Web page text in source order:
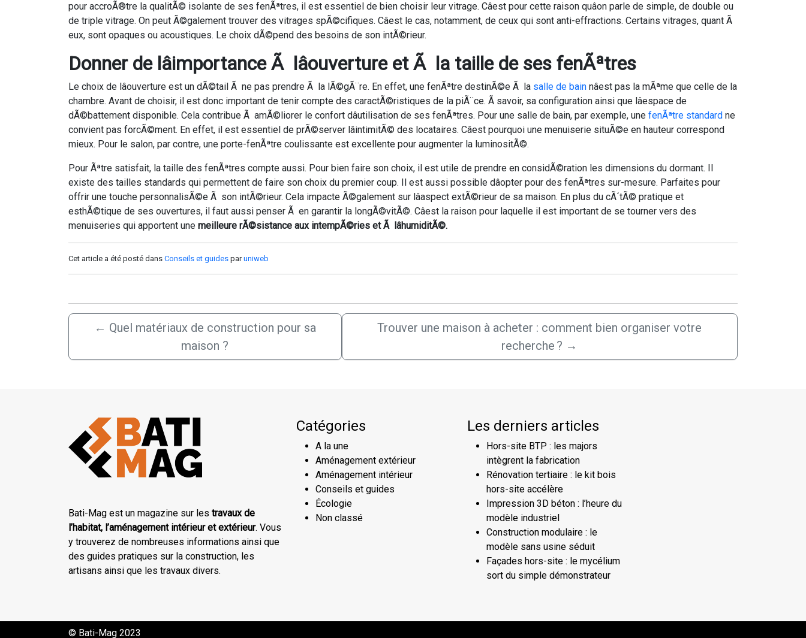
pour accroÃ®tre la qualitÃ© isolante de ses fenÃªtres, il est essentiel de bien choisir leur vitrage. Câest pour cette raison quâon parle de simple, de double ou
de triple vitrage. On peut Ã©galement trouver des vitrages spÃ©cifiques. Câest le cas, notamment, de ceux qui sont anti-effractions. Certains vitrages, quant Ã
eux, sont opaques ou acoustiques. Le choix dÃ©pend des besoins de son intÃ©rieur.
Donner de lâimportance Ã lâouverture et Ã la taille de ses fenÃªtres
Le choix de lâouverture est un dÃ©tail Ã ne pas prendre Ã la lÃ©gÃ¨re. En effet, une fenÃªtre destinÃ©e Ã la salle de bain nâest pas la mÃªme que celle de la
chambre. Avant de choisir, il est donc important de tenir compte des caractÃ©ristiques de la piÃ¨ce. Ã savoir, sa configuration ainsi que lâespace de
dÃ©battement disponible. Cela contribue Ã amÃ©liorer le confort dâutilisation de ses fenÃªtres. Pour une salle de bain, par exemple, une fenÃªtre standard ne
convient pas forcÃ©ment. En effet, il est essentiel de prÃ©server lâintimitÃ© des locataires. Câest pourquoi une menuiserie situÃ©e en hauteur correspond
mieux. Pour le salon, par contre, une porte-fenÃªtre coulissante est excellente pour augmenter la luminositÃ©.
Pour Ãªtre satisfait, la taille des fenÃªtres compte aussi. Pour bien faire son choix, il est utile de prendre en considÃ©ration les dimensions du dormant. Il
existe des tailles standards qui permettent de faire son choix du premier coup. Il est aussi possible dâopter pour des fenÃªtres sur-mesure. Parfaites pour
offrir une touche personnalisÃ©e Ã son intÃ©rieur. Cela impacte Ã©galement sur lâaspect extÃ©rieur de sa maison. En plus du cÃ´tÃ© pratique et
esthÃ©tique de ses ouvertures, il faut aussi penser Ã en garantir la longÃ©vitÃ©. Câest la raison pour laquelle il est important de se tourner vers des
menuiseries qui apportent une meilleure rÃ©sistance aux intempÃ©ries et Ã lâhumiditÃ©.
Cet article a été posté dans Conseils et guides paruniweb
← Quel matériaux de construction pour sa
maison ?
Trouver une maison à acheter : comment bien organiser votre
recherche ? →
Bati-Mag est un magazine sur les travaux de
l’habitat, l’aménagement intérieur et extérieur. Vous
y trouverez de nombreuses informations ainsi que
des guides pratiques sur la construction, les
artisans ainsi que les travaux divers.
Catégories
A la une
Aménagement extérieur
Aménagement intérieur
Conseils et guides
Écologie
Non classé
Les derniers articles
Hors-site BTP : les majors
intègrent la fabrication
Rénovation tertiaire : le kit bois
hors-site accélère
Impression 3D béton : l’heure du
modèle industriel
Construction modulaire : le
modèle sans usine séduit
Façades hors-site : le mycélium
sort du simple démonstrateur
© Bati-Mag 2023